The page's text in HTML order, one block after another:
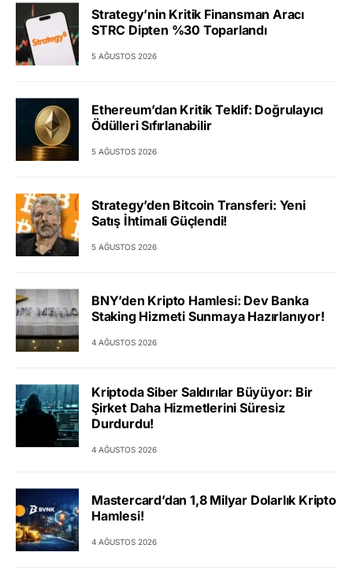
Strategy’nin Kritik Finansman Aracı
STRC Dipten %30 Toparlandı
5 AĞUSTOS 2026
Ethereum’dan Kritik Teklif: Doğrulayıcı
Ödülleri Sıfırlanabilir
5 AĞUSTOS 2026
Strategy’den Bitcoin Transferi: Yeni
Satış İhtimali Güçlendi!
5 AĞUSTOS 2026
BNY’den Kripto Hamlesi: Dev Banka
Staking Hizmeti Sunmaya Hazırlanıyor!
4 AĞUSTOS 2026
Kriptoda Siber Saldırılar Büyüyor: Bir
Şirket Daha Hizmetlerini Süresiz
Durdurdu!
4 AĞUSTOS 2026
Mastercard’dan 1,8 Milyar Dolarlık Kripto
Hamlesi!
4 AĞUSTOS 2026